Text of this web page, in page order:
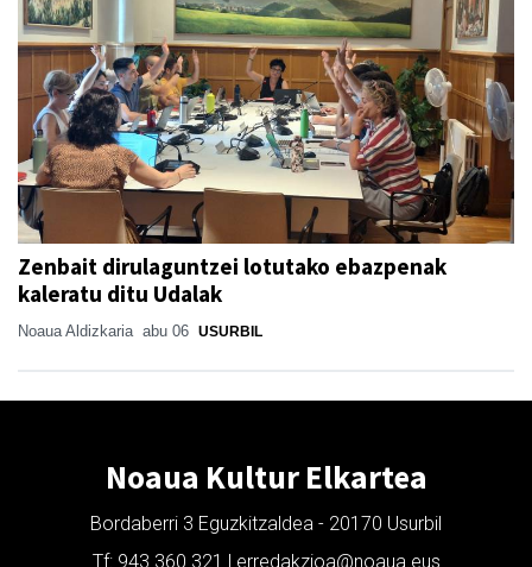
Zenbait dirulaguntzei lotutako ebazpenak
kaleratu ditu Udalak
Noaua Aldizkaria abu 06 USURBIL
Noaua Kultur Elkartea
Bordaberri 3 Eguzkitzaldea - 20170 Usurbil
Tf: 943 360 321 | erredakzioa@noaua.eus